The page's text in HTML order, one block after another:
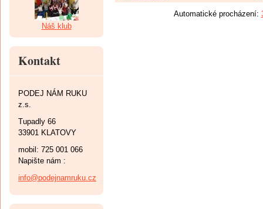
Automatické procházení:
Náš klub
Kontakt
PODEJ NÁM RUKU
z.s.
Tupadly 66
33901 KLATOVY
mobil: 725 001 066
Napište nám :
info@podejnamruku.cz